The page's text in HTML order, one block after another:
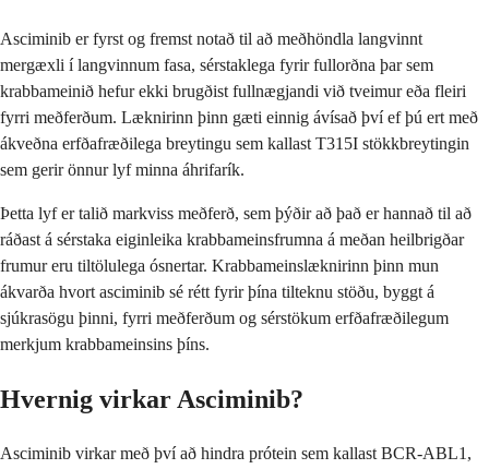
Asciminib er fyrst og fremst notað til að meðhöndla langvinnt
mergæxli í langvinnum fasa, sérstaklega fyrir fullorðna þar sem
krabbameinið hefur ekki brugðist fullnægjandi við tveimur eða fleiri
fyrri meðferðum. Læknirinn þinn gæti einnig ávísað því ef þú ert með
ákveðna erfðafræðilega breytingu sem kallast T315I stökkbreytingin
sem gerir önnur lyf minna áhrifarík.
Þetta lyf er talið markviss meðferð, sem þýðir að það er hannað til að
ráðast á sérstaka eiginleika krabbameinsfrumna á meðan heilbrigðar
frumur eru tiltölulega ósnertar. Krabbameinslæknirinn þinn mun
ákvarða hvort asciminib sé rétt fyrir þína tilteknu stöðu, byggt á
sjúkrasögu þinni, fyrri meðferðum og sérstökum erfðafræðilegum
merkjum krabbameinsins þíns.
Hvernig virkar Asciminib?
Asciminib virkar með því að hindra prótein sem kallast BCR-ABL1,